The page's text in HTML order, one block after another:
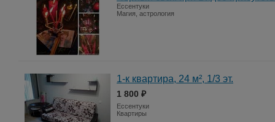
Ессентуки
Магия, астрология
1-к квартира, 24 м², 1/3 эт.
1 800 ₽
Ессентуки
Квартиры